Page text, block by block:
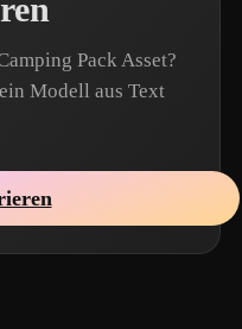
Pack Asset?
Modell aus Text